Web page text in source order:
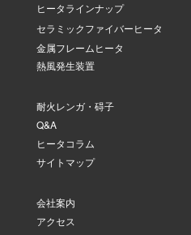
ヒータラインナップ
セラミックファイバーヒータ
金属フレームヒータ
熱風発生装置
耐火レンガ・碍子
Q&A
ヒータコラム
サイトマップ
会社案内
アクセス